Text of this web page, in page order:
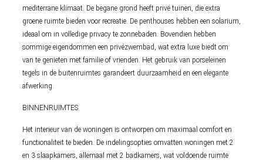
mediterrane klimaat. De begane grond heeft privé tuinen, die extra
groene ruimte bieden voor recreatie. De penthouses hebben een solarium,
ideaal om in volledige privacy te zonnebaden. Bovendien hebben
sommige eigendommen een privézwembad, wat extra luxe biedt om
van te genieten met familie of vrienden. Het gebruik van porseleinen
tegels in de buitenruimtes garandeert duurzaamheid en een elegante
afwerking.
BINNENRUIMTES
Het interieur van de woningen is ontworpen om maximaal comfort en
functionaliteit te bieden. De indelingsopties omvatten woningen met 2
en 3 slaapkamers, allemaal met 2 badkamers, wat voldoende ruimte